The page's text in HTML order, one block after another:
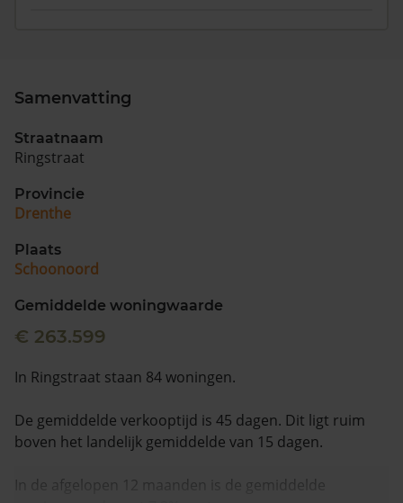
Samenvatting
Straatnaam
Ringstraat
Provincie
Drenthe
Plaats
Schoonoord
Gemiddelde woningwaarde
€ 263.599
In Ringstraat staan 84 woningen.
De gemiddelde verkooptijd is 45 dagen. Dit ligt ruim
boven het landelijk gemiddelde van 15 dagen.
In de afgelopen 12 maanden is de gemiddelde